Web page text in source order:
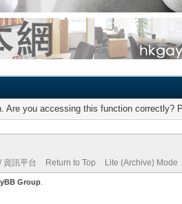
Are you accessing this function correctly?
資訊平台 Return to Top Lite (Archive) Mode
Group